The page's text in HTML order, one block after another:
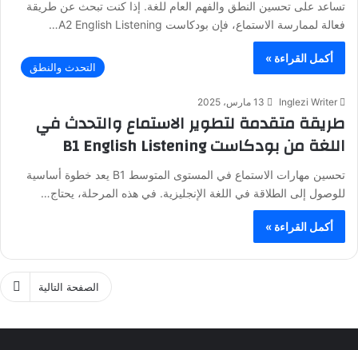
تساعد على تحسين النطق والفهم العام للغة. إذا كنت تبحث عن طريقة
فعالة لممارسة الاستماع، فإن بودكاست A2 English Listening…
أكمل القراءة »
التحدث والنطق
Inglezi Writer 13 مارس، 2025
طريقة متقدمة لتطوير الاستماع والتحدث في
اللغة من بودكاست B1 English Listening
تحسين مهارات الاستماع في المستوى المتوسط B1 يعد خطوة أساسية
للوصول إلى الطلاقة في اللغة الإنجليزية. في هذه المرحلة، يحتاج…
أكمل القراءة »
الصفحة التالية